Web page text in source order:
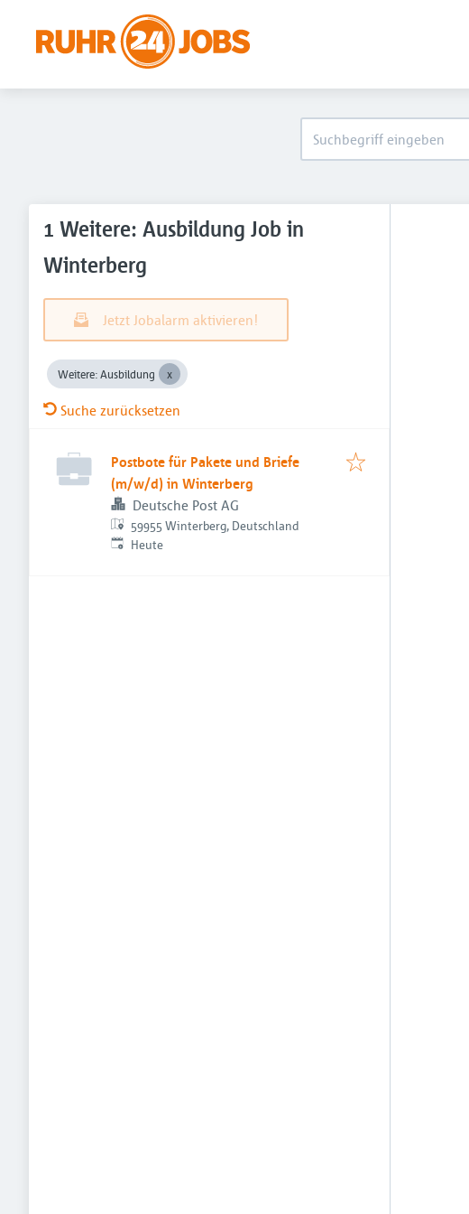
1 Weitere: Ausbildung Job in
Winterberg
Jetzt Jobalarm aktivieren!
Weitere: Ausbildung
Suche zurücksetzen
Postbote für Pakete und Briefe
(m/w/d) in Winterberg
Deutsche Post AG
59955 Winterberg, Deutschland
Veröffentlicht
Heute